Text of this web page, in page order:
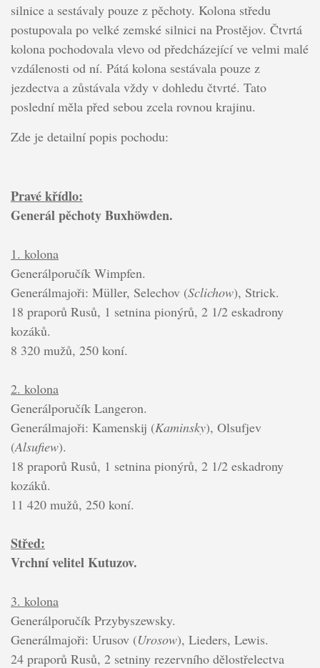
silnice a sestávaly pouze z pěchoty. Kolona středu
postupovala po velké zemské silnici na Prostějov. Čtvrtá
kolona pochodovala vlevo od předcházející ve velmi malé
vzdálenosti od ní. Pátá kolona sestávala pouze z
jezdectva a zůstávala vždy v dohledu čtvrté. Tato
poslední měla před sebou zcela rovnou krajinu.
Zde je detailní popis pochodu:
Pravé křídlo:
Generál pěchoty Buxhöwden.
1. kolona
Generálporučík Wimpfen.
Generálmajoři: Müller, Selechov (Sclichow), Strick.
18 praporů Rusů, 1 setnina pionýrů, 2 1/2 eskadrony
kozáků.
8 320 mužů, 250 koní.
2. kolona
Generálporučík Langeron.
Generálmajoři: Kamenskij (Kaminsky), Olsufjev
(Alsufiew).
18 praporů Rusů, 1 setnina pionýrů, 2 1/2 eskadrony
kozáků.
11 420 mužů, 250 koní.
Střed:
Vrchní velitel Kutuzov.
3. kolona
Generálporučík Przybyszewsky.
Generálmajoři: Urusov (Urosow), Lieders, Lewis.
24 praporů Rusů, 2 setniny rezervního dělostřelectva